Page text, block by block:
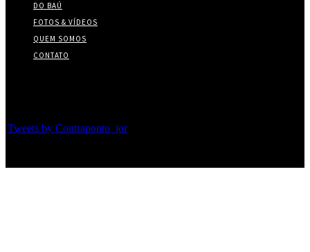
DO BAÚ
FOTOS & VÍDEOS
QUEM SOMOS
CONTATO
Tweets by Contraponto_jor